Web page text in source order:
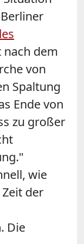
dem
von
Spaltung
Ende von
zu großer
wie
der
Die